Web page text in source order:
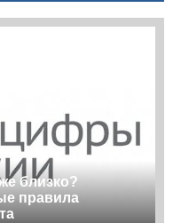
близко?
правила